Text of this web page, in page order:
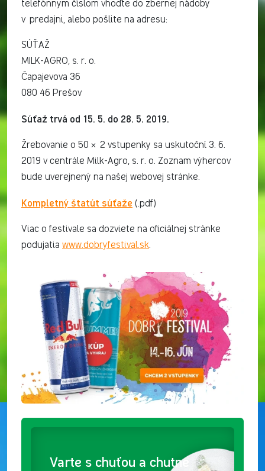
telefónnym číslom vhoďte do zbernej nádoby
v predajni, alebo pošlite na adresu:
SÚŤAŽ
MILK-AGRO, s. r. o.
Čapajevova 36
080 46 Prešov
Súťaž trvá od 15. 5. do 28. 5. 2019.
Žrebovanie o 50 × 2 vstupenky sa uskutoční 3. 6.
2019 v centrále Milk-Agro, s. r. o. Zoznam výhercov
bude uverejnený na našej webovej stránke.
Kompletný štatút súťaže (.pdf)
Viac o festivale sa dozviete na oficiálnej stránke
podujatia www.dobryfestival.sk.
Varte s chuťou a chutne